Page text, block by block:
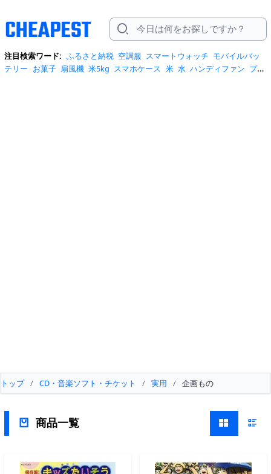
注目検索ワード: ふるさと納税 空調服 スマートウォッチ モバイルバッ
テリー お菓子 扇風機 米5kg スマホケース 米 水 ハンディファン プロ
トップ / CD・音楽ソフト・チケット / 実用 / 企画もの
商品一覧